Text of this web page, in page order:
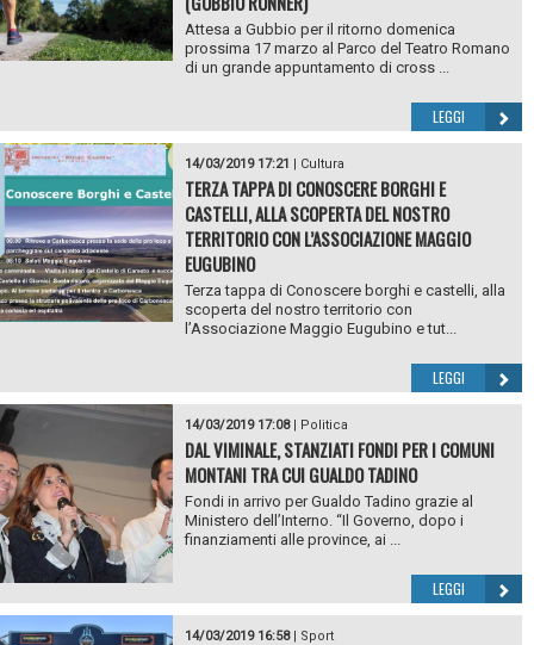
Attesa a Gubbio per il ritorno domenica
prossima 17 marzo al Parco del Teatro Romano
di un grande appuntamento di cross ...
LEGGI
14/03/2019 17:21 | Cultura
TERZA TAPPA DI CONOSCERE BORGHI E
CASTELLI, ALLA SCOPERTA DEL NOSTRO
TERRITORIO CON L’ASSOCIAZIONE MAGGIO
EUGUBINO
Terza tappa di Conoscere borghi e castelli, alla
scoperta del nostro territorio con
l’Associazione Maggio Eugubino e tut...
LEGGI
14/03/2019 17:08| Politica
DAL VIMINALE, STANZIATI FONDI PER I COMUNI
MONTANI TRA CUI GUALDO TADINO
Fondi in arrivo per Gualdo Tadino grazie al
Ministero dell’Interno. “Il Governo, dopo i
finanziamenti alle province, ai ...
LEGGI
14/03/2019 16:58| Sport